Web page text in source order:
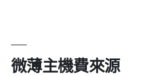
微薄主機費來源